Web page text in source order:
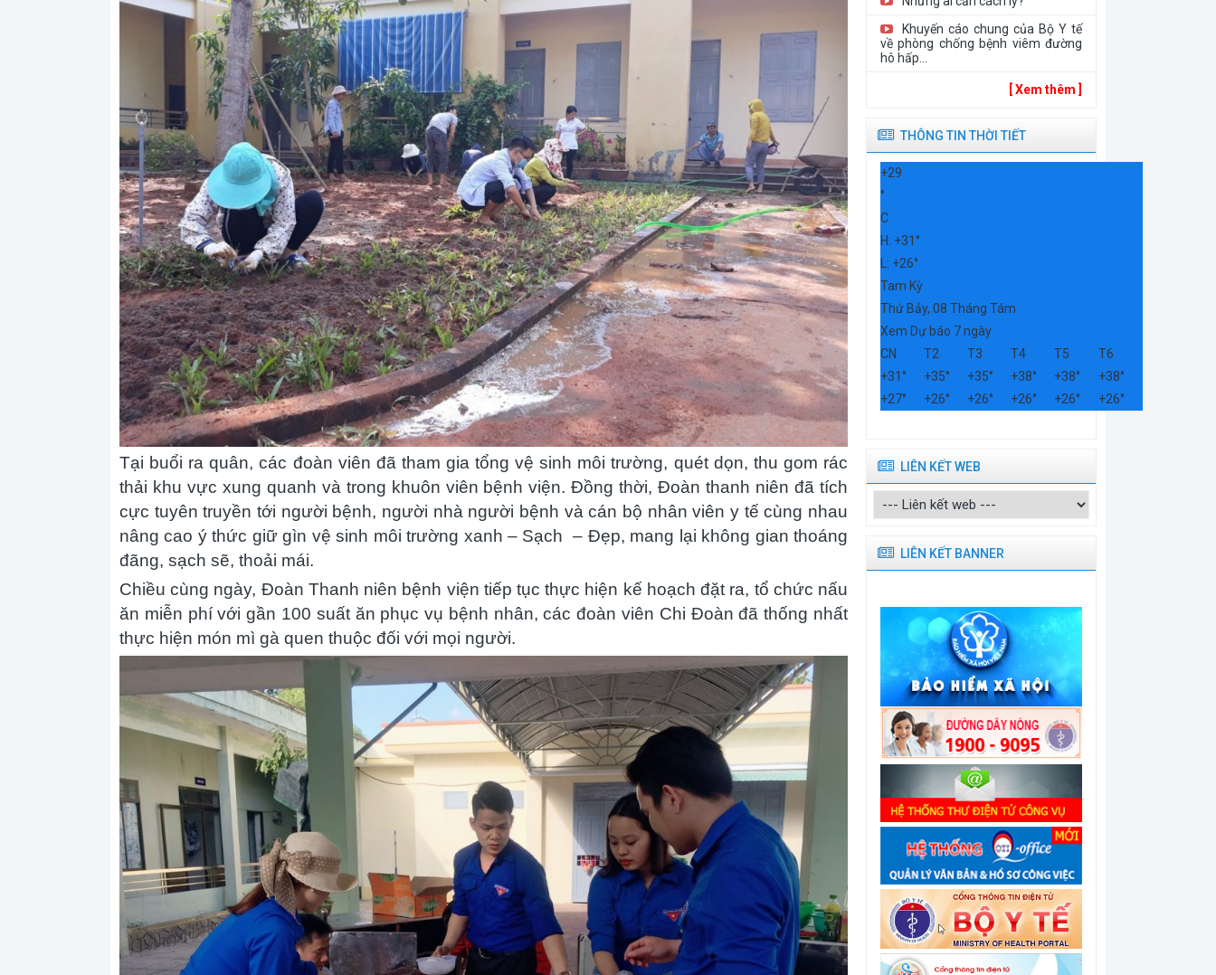
Tại buổi ra quân, các đoàn viên đã tham gia tổng vệ sinh môi trường, quét dọn, thu gom rác
thải khu vực xung quanh và trong khuôn viên bệnh viện. Đồng thời, Đoàn thanh niên đã tích
cực tuyên truyền tới người bệnh, người nhà người bệnh và cán bộ nhân viên y tế cùng nhau
nâng cao ý thức giữ gìn vệ sinh môi trường xanh – Sạch – Đẹp, mang lại không gian thoáng
đãng, sạch sẽ, thoải mái.
Chiều cùng ngày, Đoàn Thanh niên bệnh viện tiếp tục thực hiện kế hoạch đặt ra, tổ chức nấu
ăn miễn phí với gần 100 suất ăn phục vụ bệnh nhân, các đoàn viên Chi Đoàn đã thống nhất
thực hiện món mì gà quen thuộc đối với mọi người.
2026
Khuyến cáo chung của Bộ Y tế
về phòng chống bệnh viêm đường
hô hấp...
[ Xem thêm ]
THÔNG TIN THỜI TIẾT
+29
°
C
H: +31°
L: +26°
Tam Kỳ
Thứ Bảy, 08 Tháng Tám
Xem Dự báo 7 ngày
CN
T2 T3 T4 T5
T6
+31° +35° +35° +38° +38° +38°
+27° +26° +26° +26° +26° +26°
LIÊN KẾT WEB
LIÊN KẾT BANNER